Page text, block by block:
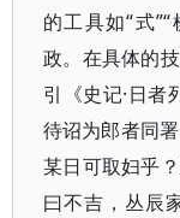
的工具如“式
政。在具体的
引《史记·日者
待诏为郎者同
某日可取妇乎
曰不吉，丛辰